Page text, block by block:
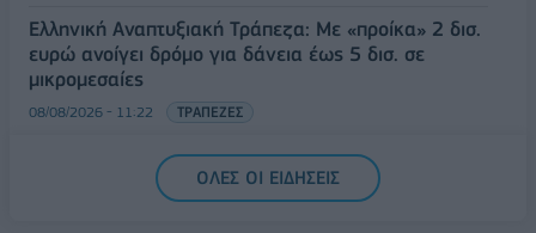
Ελληνική Αναπτυξιακή Τράπεζα: Με «προίκα» 2 δισ.
ευρώ ανοίγει δρόμο για δάνεια έως 5 δισ. σε
μικρομεσαίες
08/08/2026 - 11:22 ΤΡΑΠΕΖΕΣ
5G παντού, 6G στον ορίζοντα: Πού βρίσκεται η
Ελλάδα στη μεγάλη τεχνολογική μετάβαση
ΟΛΕΣ ΟΙ ΕΙΔΗΣΕΙΣ